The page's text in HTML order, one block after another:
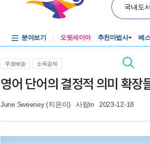
국내도
분야보기 오뒷세이아 추천마법사 베
무료배송 소득공제
영어 단어의 결정적 의미 확장
June Sweeney(지은이) 사람in 2023-12-18